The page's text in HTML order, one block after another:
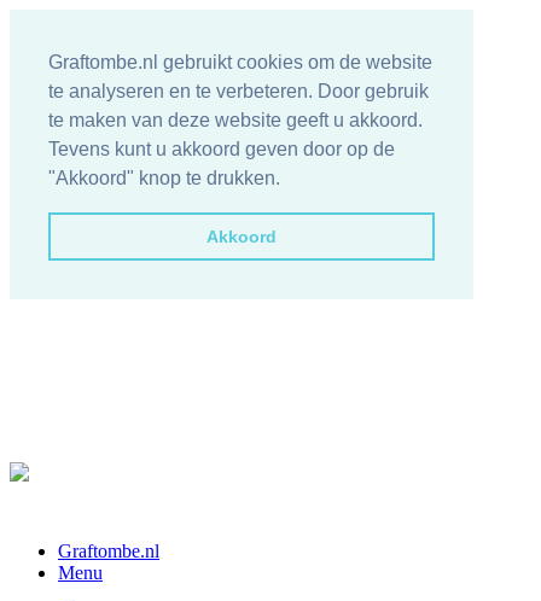
Graftombe.nl gebruikt cookies om de website
te analyseren en te verbeteren. Door gebruik
te maken van deze website geeft u akkoord.
Tevens kunt u akkoord geven door op de
"Akkoord" knop te drukken.
Akkoord
Graftombe.nl
Menu